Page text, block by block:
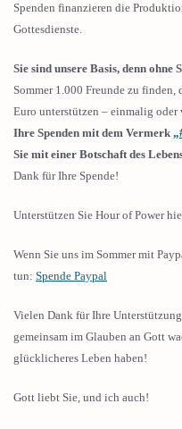
Spenden finanzieren die
Gottesdienste.
Sie sind unsere Basis, denn ohne
Sommer 1.000 Freunde zu
Euro unterstützen – einmalig
Ihre Spenden mit dem Vermerk
Sie mit einer Botschaft des
Dank für Ihre Spende!
Unterstützen Sie Hour of Power
Wenn Sie uns im Sommer mit
tun: Spende Paypal
Vielen Dank für Ihre
gemeinsam im Glauben an Gott
glücklicheres Leben haben!
Gott liebt Sie, und ich auch!